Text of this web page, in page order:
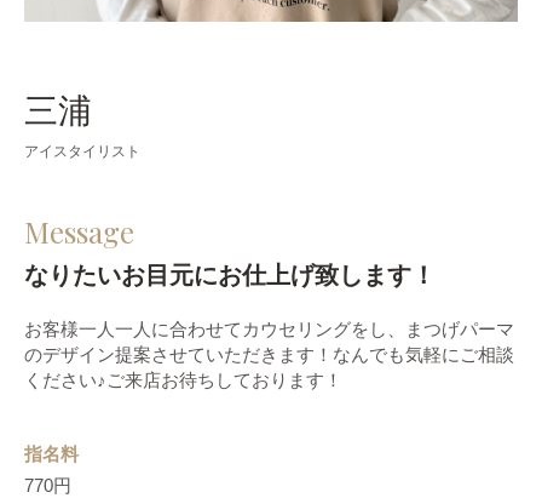
三浦
アイスタイリスト
Message
なりたいお目元にお仕上げ致します！
お客様一人一人に合わせてカウセリングをし、まつげパーマ
のデザイン提案させていただきます！なんでも気軽にご相談
ください♪ご来店お待ちしております！
指名料
770円